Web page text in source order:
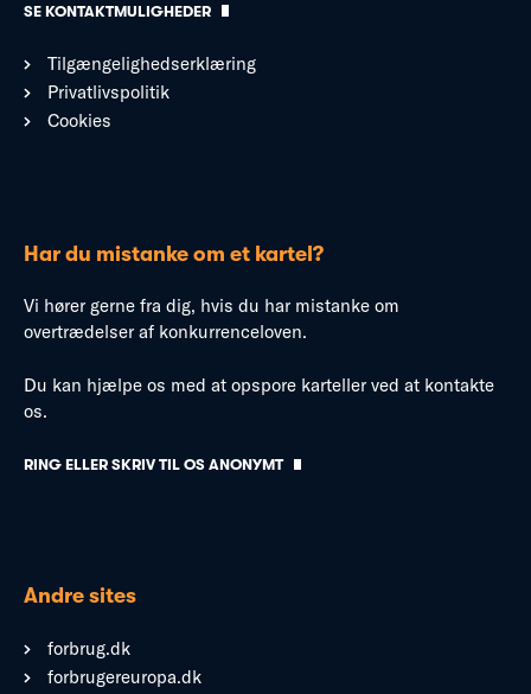
SE KONTAKTMULIGHEDER
Tilgængelighedserklæring
Privatlivspolitik
Cookies
Har du mistanke om et kartel?
Vi hører gerne fra dig, hvis du har mistanke om
overtrædelser af konkurrenceloven.
Du kan hjælpe os med at opspore karteller ved at kontakte
os.
RING ELLER SKRIV TIL OS ANONYMT
Andre sites
forbrug.dk
forbrugereuropa.dk